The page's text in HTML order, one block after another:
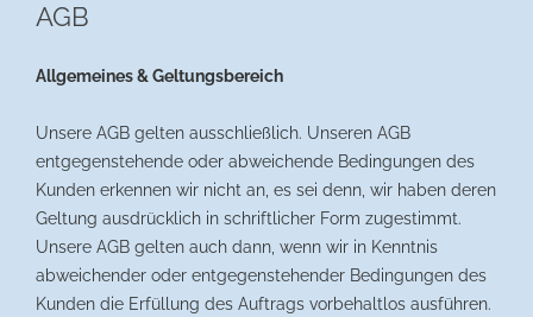
AGB
Allgemeines & Geltungsbereich
Unsere AGB gelten ausschließlich. Unseren AGB
entgegenstehende oder abweichende Bedingungen des
Kunden erkennen wir nicht an, es sei denn, wir haben deren
Geltung ausdrücklich in schriftlicher Form zugestimmt.
Unsere AGB gelten auch dann, wenn wir in Kenntnis
abweichender oder entgegenstehender Bedingungen des
Kunden die Erfüllung des Auftrags vorbehaltlos ausführen.